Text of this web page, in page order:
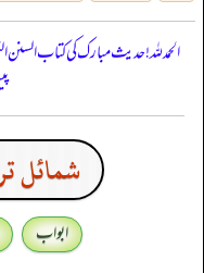
الحمدللہ! حدیث مبارک کی کتاب
شمائل
ابواب